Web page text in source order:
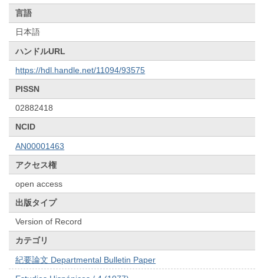
言語
日本語
ハンドルURL
https://hdl.handle.net/11094/93575
PISSN
02882418
NCID
AN00001463
アクセス権
open access
出版タイプ
Version of Record
カテゴリ
紀要論文 Departmental Bulletin Paper